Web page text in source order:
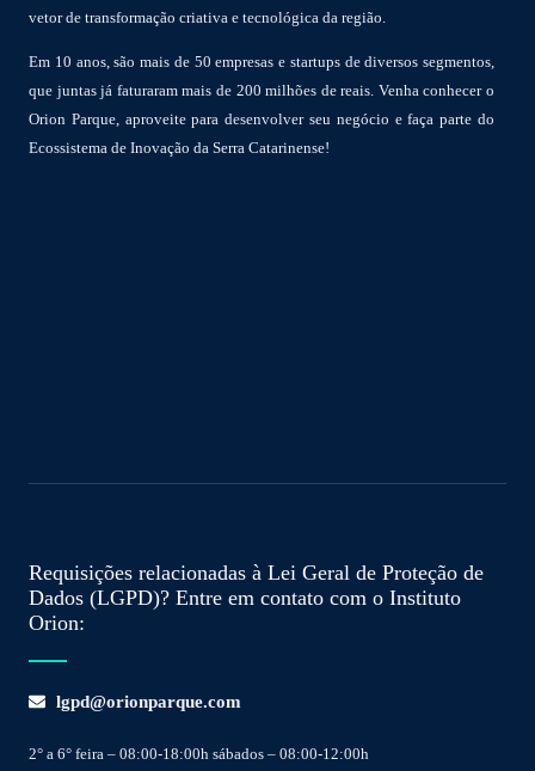
vetor de transformação criativa e tecnológica da região.
Em 10 anos, são mais de 50 empresas e startups de diversos segmentos,
que juntas já faturaram mais de 200 milhões de reais. Venha conhecer o
Orion Parque, aproveite para desenvolver seu negócio e faça parte do
Ecossistema de Inovação da Serra Catarinense!
Requisições relacionadas à Lei Geral de Proteção de
Dados (LGPD)? Entre em contato com o Instituto
Orion:
lgpd@orionparque.com
2° a 6° feira – 08:00-18:00h sábados – 08:00-12:00h